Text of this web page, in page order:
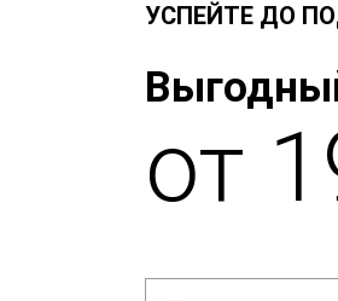
УСПЕЙТЕ ДО
от